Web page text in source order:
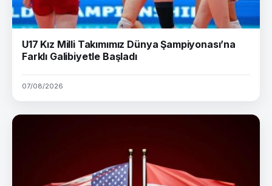
U17 Kız Milli Takımımız Dünya Şampiyonası’na
Farklı Galibiyetle Başladı
07/08/2026